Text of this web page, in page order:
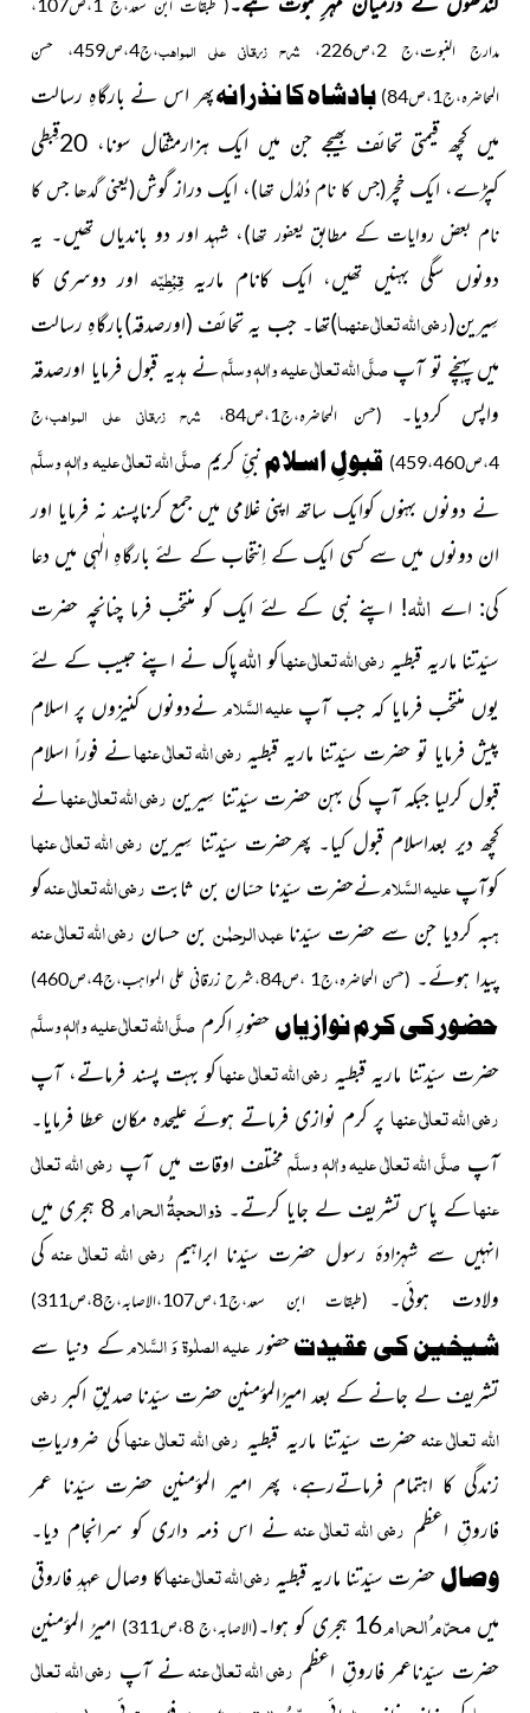
( طبقات ابن سعد،ج 1،ص107،
مدارج النبوت،ج 2،ص226،
شرح زرقانی علی المواہب ،ج4،ص459، حسن
المحاضرہ،ج1،ص84) بادشاہ کا نذرانہپھر اس نے بارگاہِ رسالت
میں کچھ قیمتی تحائف بھیجے جن میں ایک ہزارمثقال سونا، 20قِبطی
کپڑے، ایک خچر(جس کا نام دُلدُل تھا)، ایک دراز گوش(یعنی گدھا جس کا
نام بعض روایات کے مطابق یعفور تھا)، شہد اور دو باندیاں تھیں۔ یہ
دونوں سگی بہنیں تھیں، ایک کانام ماریہقِبْطِیّہ اور دوسری کا
سِیرین(رضی اللہ تعالٰی عنہما)تھا۔ جب یہ تحائف (اورصدقہ)بارگاہِ رسالت
میں پہنچے تو آپصلَّی اللہ تعالٰی علیہ واٰلہٖ وسلَّمنے ہدیہ قبول فرمایا اورصدقہ
واپس کردیا۔
(حسن المحاضرہ،ج1،ص84، شرح زرقانی علی المواہب،ج
4،ص459،460) قبولِ اسلامنبیِّ کریم صلَّی اللہ تعالٰی علیہ واٰلہٖ وسلَّم
نے دونوں بہنوں کوایک ساتھ اپنی غلامی میں جمع کرناپسند نہ فرمایا اور
ان دونوں میں سے کسی ایک کے اِنتخاب کے لئے بارگاہِ الٰہی میں دعا
کی: اے اللہ! اپنے نبی کے لئے ایک کو منتخب فرما چنانچہ حضرت
سیّدتنا ماریہ قبطیہ رضی اللہ تعالٰی عنہاکو اللہپاک نے اپنے حبیب کے لئے
یوں منتخب فرمایا کہ جب آپعلیہ السَّلامنےدونوں کنیزوں پر اسلام
پیش فرمایا تو حضرت سیّدتنا ماریہ قبطیہ رضی اللہ تعالٰی عنہانے فوراً اسلام
قبول کرلیا جبکہ آپ کی بہن حضرت سیّدتنا سِیرین رضی اللہ تعالٰی عنہانے
کچھ دیر بعداسلام قبول کیا۔ پھرحضرت سیّدتنا سِیرین رضی اللہ تعالٰی عنہا
کوآپعلیہ السَّلامنےحضرت سیّدنا حسّان بن ثابت رضی اللہ تعالٰی عنہکو
ہبہ کردیا جن سے حضرت سیّدناعبد الرحمٰن بن حسان رضی اللہ تعالٰی عنہ
پیدا ہوئے۔ (حسن المحاضرہ،ج1 ،ص84،شرح زرقانی علی المواہب،ج4،ص460)
حضور کی کرم نوازیاںحضورِ اکرم صلَّی اللہ تعالٰی علیہ واٰلہٖ وسلَّم
حضرت سیّدتنا ماریہ قبطیہ رضی اللہ تعالٰی عنہاکو بہت پسند فرماتے، آپ
رضی اللہ تعالٰی عنہاپر کرم نوازی فرماتے ہوئے علیحدہ مکان عطا فرمایا۔
آپ صلَّی اللہ تعالٰی علیہ واٰلہٖ وسلَّممختلف اوقات میں آپ رضی اللہ تعالٰی
عنہاکے پاس تشریف لے جایا کرتے۔ ذوالحجۃُ الحرام
8 ہجری میں
انہیں سے شہزادۂ رسول حضرت سیّدنا ابراہیم رضی اللہ تعالٰی عنہکی
ولادت ہوئی۔
(طبقات ابن سعد،ج1،ص107،الاصابہ،ج8،ص311)
شیخین کی عقیدتحضورعلیہ الصلٰوۃ وَ السَّلامکے دنیا سے
تشریف لے جانے کے بعد امیرُالمؤمنین حضرت سیّدنا صدیقِ اکبر رضی
اللہ تعالٰی عنہحضرت سیّدتنا ماریہ قبطیہ رضی اللہ تعالٰی عنہاکی ضروریاتِ
زندگی کا اہتمام فرماتےرہے، پھر امیر المؤمنین حضرت سیّدنا عمر
فاروقِ اعظم رضی اللہ تعالٰی عنہنے اس ذمہ داری کو سرانجام دیا۔
وصالحضرت سیّدتنا ماریہ قبطیہ رضی اللہ تعالٰی عنہاکا وصال عہدِ فاروقی
میںمحرّم ُالحرام16 ہجری کو ہوا۔ (الاصابہ،ج 8،ص311)
امیرُ المؤمنین
حضرت سیّدناعمر فاروقِ اعظم رضی اللہ تعالٰی عنہنے آپ رضی اللہ تعالٰی